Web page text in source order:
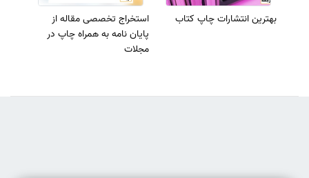
بهترین انتشارات چاپ کتاب
استخراج تخصصی مقاله از
پایان نامه به همراه چاپ در
مجلات